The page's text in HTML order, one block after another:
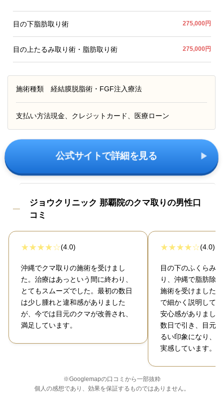
目の下脂肪取り術 275,000円
目の上たるみ取り術・脂肪取り術 275,000円
施術種類 経結膜脱脂術・FGF注入療法
支払い方法現金、クレジットカード、医療ローン
公式サイトで詳細を見る
ジョウクリニック 那覇院のクマ取りの男性口
コミ
(4.0)
沖縄でクマ取りの施術を受けまし
た。治療はあっという間に終わり、
とてもスムーズでした。最初の数日
は少し腫れと違和感がありました
が、今では目元のクマが改善され、
満足しています。
(4.0)
目の下のふくらみ
り、沖縄で脂肪除
施術を受けました
で細かく説明して
安心感がありまし
数日で引き、目元
るい印象になり、
実感しています。
※Googlemapの口コミから一部抜粋
個人の感想であり、効果を保証するものではありません。